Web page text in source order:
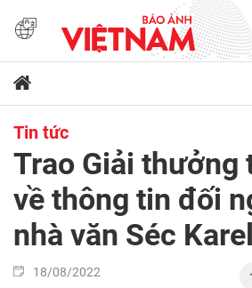
Tin tức
Trao Giải thưởng
về thông tin đối
nhà văn Séc
18/08/2022